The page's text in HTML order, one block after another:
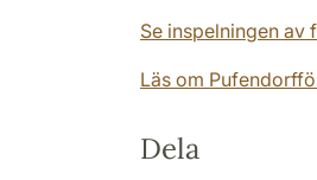
Se inspelningen av
Läs om
Dela